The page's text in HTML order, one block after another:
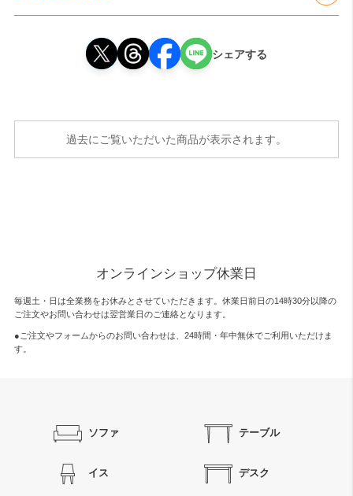
シェアする
過去にご覧いただいた商品が表示されます。
オンラインショップ休業日
毎週土・日は全業務をお休みとさせていただきます。休業日前日の14時30分以降の
ご注文やお問い合わせは翌営業日のご連絡となります。
●ご注文やフォームからのお問い合わせは、 24時間・年中無休でご利用いただけま
す。
ソファ テーブル
イス デスク